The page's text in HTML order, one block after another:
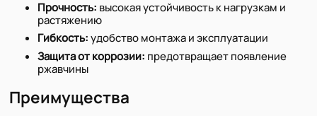
Прочность: высокая устойчивость к нагрузкам и
растяжению
Гибкость:удобство монтажа и эксплуатации
Защита от коррозии: предотвращает появление
ржавчины
Преимущества